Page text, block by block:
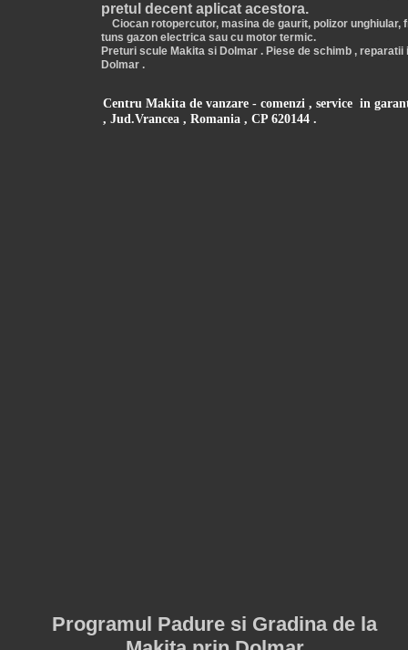
Programul Padure si Gradina de la
Centru Makita de vanzare - comenzi , service in
, Jud.Vrancea , Romania , CP 620144 .
pretul decent aplicat acestora.
Ciocan rotopercutor, masina de gaurit, polizor
tuns gazon electrica sau cu motor termic.
Preturi scule Makita si Dolmar . Piese de schimb ,
Dolmar .